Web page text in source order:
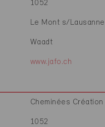
1052
Le Mont s/Lausanne
Waadt
www.jafo.ch
Cheminées Création
1052